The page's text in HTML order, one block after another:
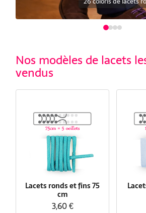
Nos modèles de lacets
vendus
Lacets ronds et fins 75
cm
3,60 €